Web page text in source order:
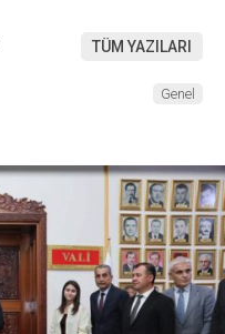
TÜM YAZILARI
Genel